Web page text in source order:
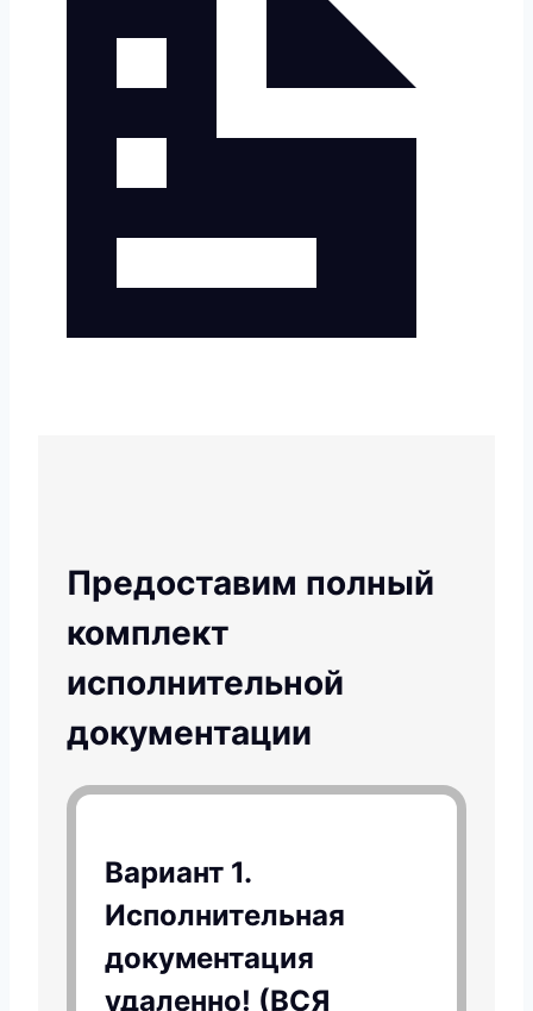
Предоставим полный
комплект
исполнительной
документации
Вариант 1.
Исполнительная
документация
удаленно! (ВСЯ